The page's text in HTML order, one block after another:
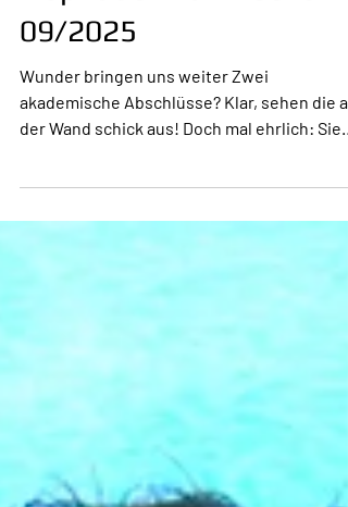
Inspiration zur Woche
09/2025
Wunder bringen uns weiter Zwei
akademische Abschlüsse? Klar, sehen die an
sind noch kein...